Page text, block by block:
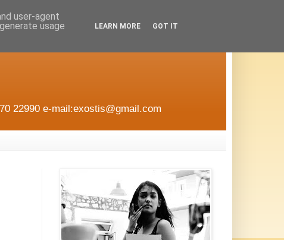
22990 e-mail:exostis@gmail.com
user-agent
usage
LEARN MORE GOT IT